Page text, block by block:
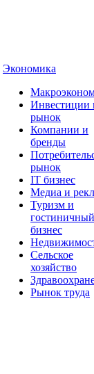
Экономика
Инвестиции
рынок
Компании и
бренды
рынок
IT бизнес
Медиа и
Туризм и
гостиничный
бизнес
Сельское
хозяйство
Рынок труда